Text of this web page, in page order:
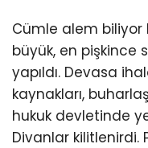
Cümle alem
büyük, en pişkince
yapıldı. Devasa
kaynakları,
hukuk devletinde
Divanlar kilitlenirdi.